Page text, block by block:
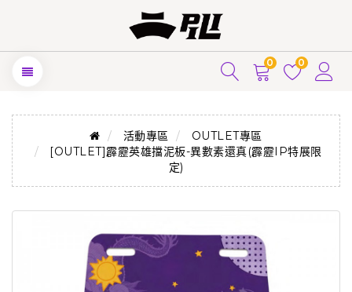
0 0
活動專區
OUTLET專區
[OUTLET]霹靂英雄擋泥板-異數素還真(霹靂IP特展限
定)